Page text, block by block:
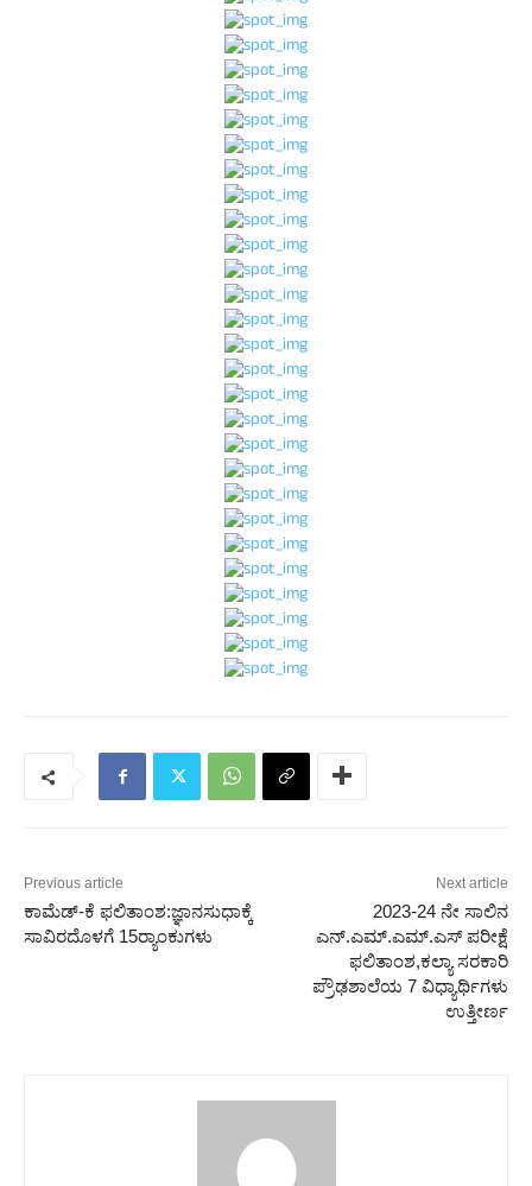
Previous article
ಕಾಮೆಡ್-ಕೆ ಫಲಿತಾಂಶ:ಜ್ಞಾನಸುಧಾಕ್ಕೆ
ಸಾವಿರದೊಳಗೆ 15ರ‍್ಯಾಂಕುಗಳು
Next article
2023-24 ನೇ ಸಾಲಿನ
ಎನ್.ಎಮ್.ಎಮ್.ಎಸ್ ಪರೀಕ್ಷೆ
ಫಲಿತಾಂಶ,ಕಲ್ಯಾ ಸರಕಾರಿ
ಪ್ರೌಢಶಾಲೆಯ 7 ವಿಧ್ಯಾರ್ಥಿಗಳು
ಉತ್ತೀರ್ಣ